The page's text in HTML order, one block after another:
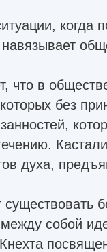
когда
что в
без
духа,
собой